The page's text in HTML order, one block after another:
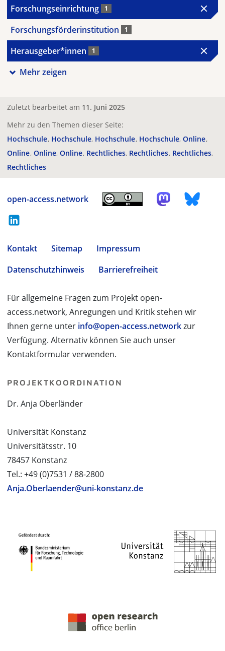
Forschungseinrichtung 1
Forschungsförderinstitution 1
Herausgeber*innen 1
Mehr zeigen
Zuletzt bearbeitet am 11. Juni 2025
Mehr zu den Themen dieser Seite:
Hochschule Hochschule Hochschule Hochschule Online
Online Online Online Rechtliches Rechtliches Rechtliches
Rechtliches
open-access.network
Kontakt Sitemap
Impressum
Datenschutzhinweis
Barrierefreiheit
Für allgemeine Fragen zum Projekt open-
access.network, Anregungen und Kritik stehen wir
Ihnen gerne unter info@open-access.networkzur
Verfügung. Alternativ können Sie auch unser
Kontaktformular verwenden.
PROJEKTKOORDINATION
Dr. Anja Oberländer
Universität Konstanz
Universitätsstr. 10
78457 Konstanz
Tel.: +49 (0)7531 / 88-2800
Anja.Oberlaender@uni-konstanz.de